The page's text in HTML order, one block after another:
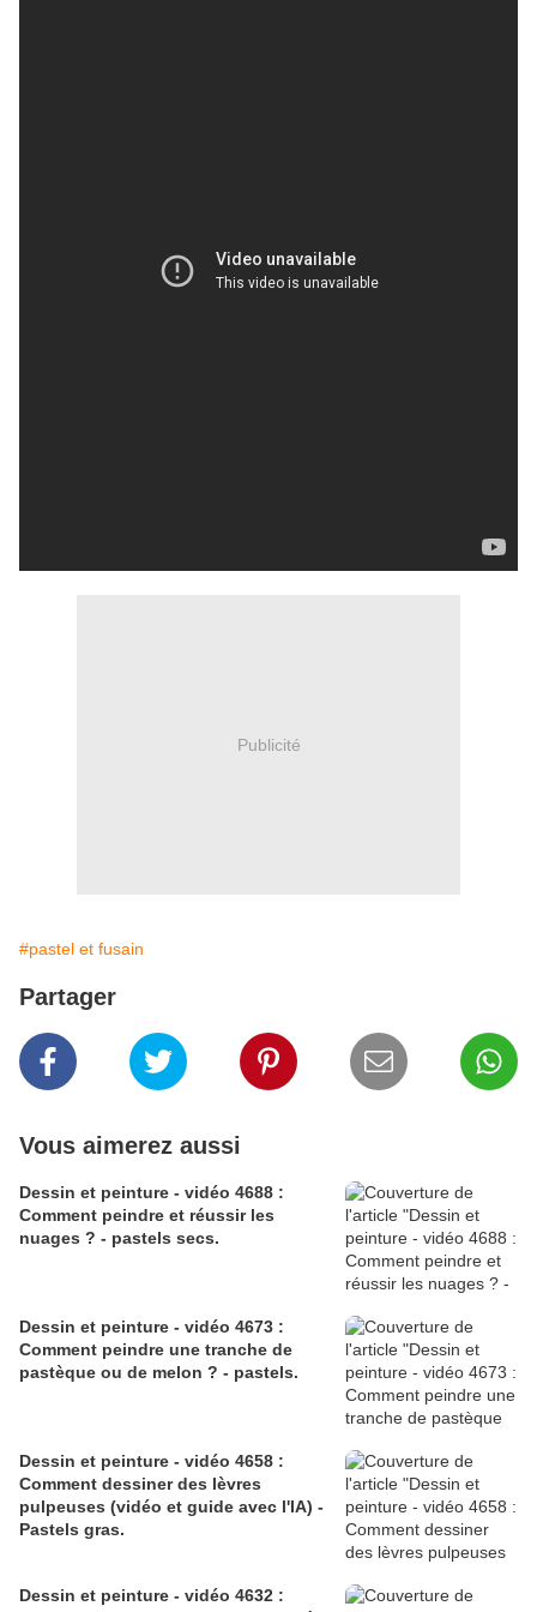
Publicité
#pastel et fusain
Partager
Vous aimerez aussi
Dessin et peinture - vidéo 4688 :
Comment peindre et réussir les
nuages ? - pastels secs.
Dessin et peinture - vidéo 4673 :
Comment peindre une tranche de
pastèque ou de melon ? - pastels.
Dessin et peinture - vidéo 4658 :
Comment dessiner des lèvres
pulpeuses (vidéo et guide avec l'IA) -
Pastels gras.
Dessin et peinture - vidéo 4632 :